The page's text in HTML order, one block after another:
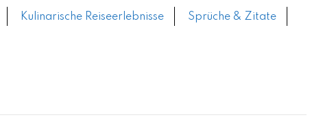
Kulinarische Reiseerlebnisse
Sprüche & Zitate